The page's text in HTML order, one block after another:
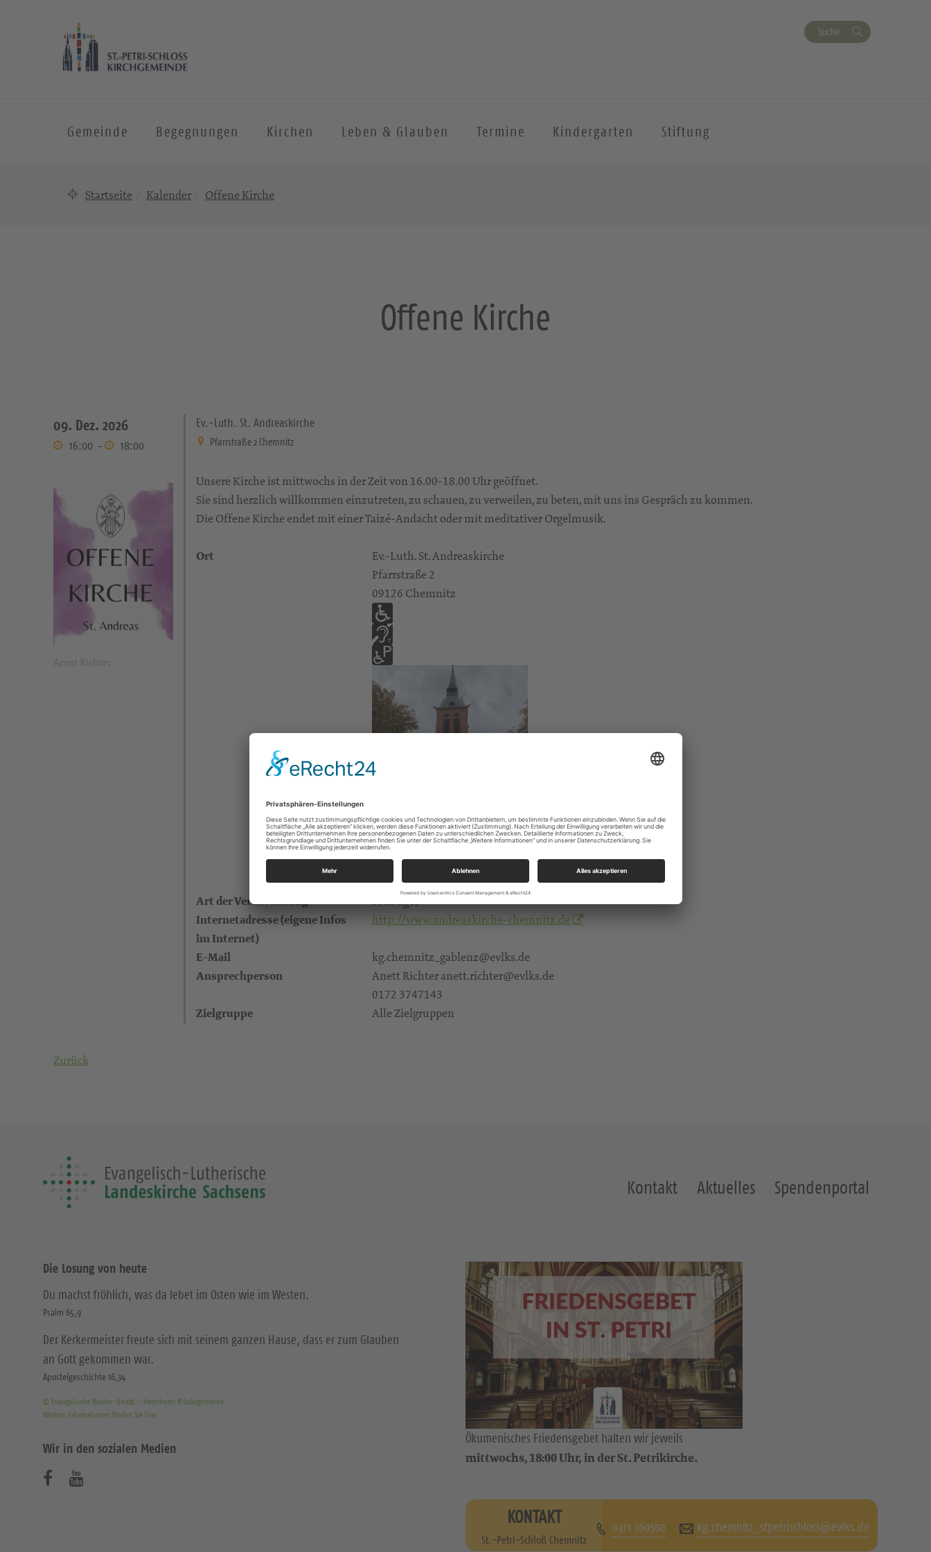
Suche
Gemeinde Begegnungen Kirchen Leben & Glauben Termine Kindergarten Stiftung
Startseite Kalender Offene Kirche
Offene Kirche
09. Dez. 2026
16:00 - 18:00
Ev.-Luth. St. Andreaskirche
Pfarrstraße 2 Chemnitz
Unsere Kirche ist mittwochs in der Zeit von 16.00-18.00 Uhr geöffnet.
Sie sind herzlich willkommen einzutreten, zu schauen, zu verweilen, zu beten, mit uns ins Gespräch zu kommen.
Die Offene Kirche endet mit einer Taizé-Andacht oder mit meditativer Orgelmusik.
Ort
Ev.-Luth. St. Andreaskirche
Pfarrstraße 2
09126 Chemnitz
Art der Veranstaltung Sonstiges
Internetadresse (eigene Infos
im Internet)
http://www.andreaskirche-chemnitz.de
E-Mail kg.chemnitz_gablenz@evlks.de
Ansprechperson
Anett Richter anett.richter@evlks.de
0172 3747143
Zielgruppe Alle Zielgruppen
Zurück
Kontakt Aktuelles Spendenportal
Die Losung von heute
Du machst fröhlich, was da lebet im Osten wie im Westen.
Psalm 65,9
Der Kerkermeister freute sich mit seinem ganzen Hause, dass er zum Glauben
an Gott gekommen war.
Apostelgeschichte 16,34
© Evangelische Brüder-Unität – Herrnhuter Brüdergemeine
Weitere Informationen finden Sie hier
Wir in den sozialen Medien
Ökumenisches Friedensgebet halten wir jeweils
mittwochs, 18:00 Uhr, in der St. Petrikirche.
KONTAKT
St.-Petri-Schloß Chemnitz
0371 369550 kg.chemnitz_stpetrischloss@evlks.de